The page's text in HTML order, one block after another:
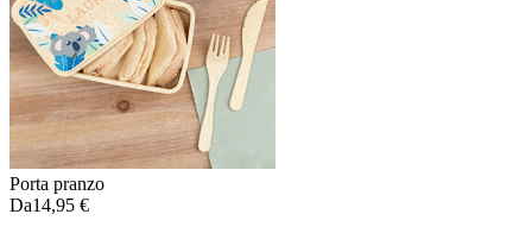
Porta pranzo
Da14,95 €